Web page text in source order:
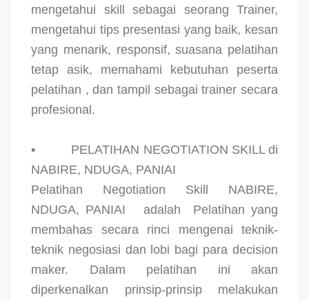
mengetahui skill sebagai seorang Trainer,
mengetahui tips presentasi yang baik, kesan
yang menarik, responsif, suasana pelatihan
tetap asik, memahami kebutuhan peserta
pelatihan , dan tampil sebagai trainer secara
profesional.
•
PELATIHAN NEGOTIATION SKILL di
NABIRE, NDUGA, PANIAI
Pelatihan Negotiation Skill NABIRE,
NDUGA, PANIAI
adalah
Pelatihan yang
membahas secara rinci mengenai teknik-
teknik negosiasi dan lobi bagi para decision
maker. Dalam pelatihan ini akan
diperkenalkan prinsip-prinsip melakukan